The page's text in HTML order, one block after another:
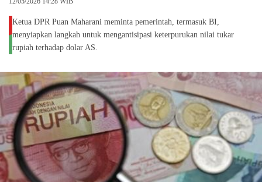
Ketua DPR Puan Maharani meminta pemerintah, termasuk BI,
menyiapkan langkah untuk mengantisipasi keterpurukan nilai tukar
rupiah terhadap dolar AS.